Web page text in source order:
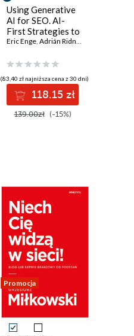
Using Generative
AI for SEO. AI-
First Strategies to
Improve Quality,
Costs
Eric Enge, Adrián Ridner
(83,40 zł najniższa cena z 30 dni)
118.15 zł
139.00zł (-15%)
Promocja